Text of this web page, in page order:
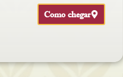
Como chegar